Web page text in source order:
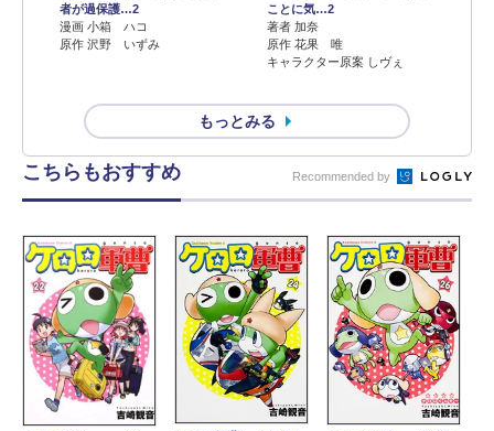
者が過保護…2
漫画 小箱 ハコ
原作 沢野 いずみ
ことに気…2
著者 加奈
原作 花果 唯
キャラクター原案 しヴぇ
もっとみる
こちらもおすすめ Recommended by